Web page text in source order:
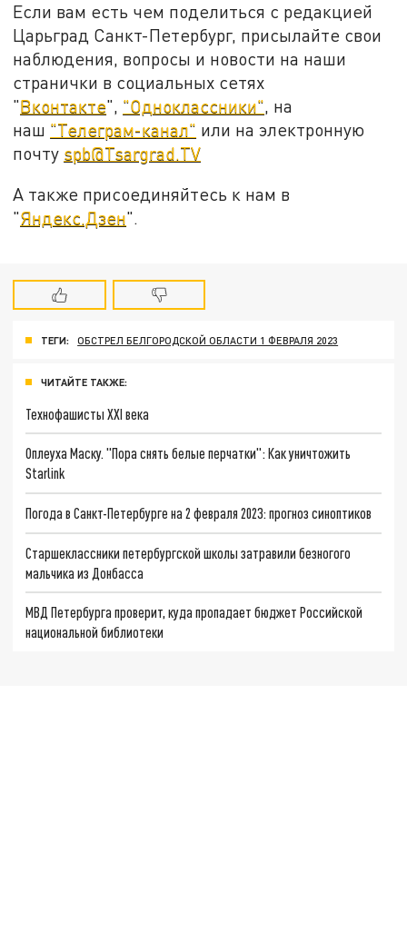
Если вам есть чем поделиться с редакцией
Царьград Санкт-Петербург, присылайте свои
наблюдения, вопросы и новости на наши
странички в социальных сетях
"Вконтакте", "Одноклассники" , на
наш "Телеграм-канал" или на электронную
почту spb@Tsargrad.TV
А также присоединяйтесь к нам в
"Яндекс.Дзен".
ТЕГИ: ОБСТРЕЛ БЕЛГОРОДСКОЙ ОБЛАСТИ 1 ФЕВРАЛЯ 2023
ЧИТАЙТЕ ТАКЖЕ:
Технофашисты XXI века
Оплеуха Маску. "Пора снять белые перчатки": Как уничтожить
Starlink
Погода в Санкт-Петербурге на 2 февраля 2023: прогноз синоптиков
Старшеклассники петербургской школы затравили безногого
мальчика из Донбасса
МВД Петербурга проверит, куда пропадает бюджет Российской
национальной библиотеки